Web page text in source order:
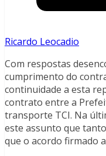
Ricardo Leocadio
Com respostas
cumprimento do
continuidade a esta
contrato entre a
transporte TCI. Na
este assunto que
que o acordo firmado